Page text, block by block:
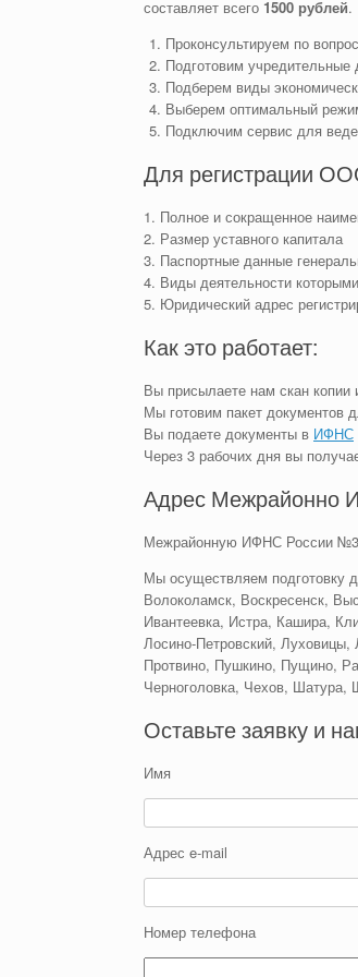
составляет всего 1500 рублей.
Проконсультируем по
Подготовим
Подберем виды
Выберем оптимальный
Подключим сервис для
Для регистрации
1. Полное и сокращенное
2. Размер уставного капитала
3. Паспортные данные
4. Виды деятельности
5. Юридический адрес
Как это работает:
Вы присылаете нам скан
Мы готовим пакет документов
Вы подаете документы в ИФНС
Через 3 рабочих дня вы
Адрес Межрайонно
Межрайонную ИФНС России №3
Мы осуществляем подготовку
Волоколамск, Воскресенск,
Ивантеевка, Истра, Кашира,
Лосино-Петровский,
Протвино, Пушкино, Пущино,
Черноголовка, Чехов, Шатура,
Оставьте заявку и
Имя
Адрес e-mail
Номер телефона